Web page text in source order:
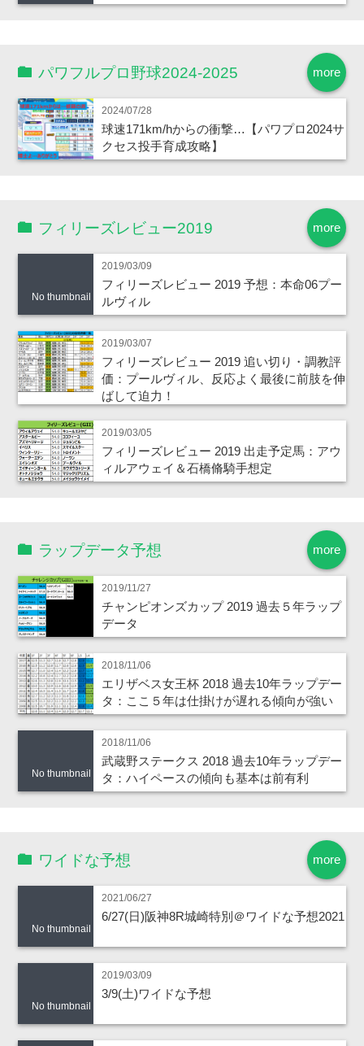
more
パワフルプロ野球2024-2025
2024/07/28
球速171km/hからの衝撃…【パワプロ2024サ
クセス投手育成攻略】
more
フィリーズレビュー2019
No thumbnail
2019/03/09
フィリーズレビュー 2019 予想：本命06プー
ルヴィル
2019/03/07
フィリーズレビュー 2019 追い切り・調教評
価：プールヴィル、反応よく最後に前肢を伸
ばして迫力！
2019/03/05
フィリーズレビュー 2019 出走予定馬：アウ
ィルアウェイ＆石橋脩騎手想定
more
ラップデータ予想
2019/11/27
チャンピオンズカップ 2019 過去５年ラップ
データ
2018/11/06
エリザベス女王杯 2018 過去10年ラップデー
タ：ここ５年は仕掛けが遅れる傾向が強い
No thumbnail
2018/11/06
武蔵野ステークス 2018 過去10年ラップデー
タ：ハイペースの傾向も基本は前有利
more
ワイドな予想
No thumbnail
2021/06/27
6/27(日)阪神8R城崎特別＠ワイドな予想2021
No thumbnail
2019/03/09
3/9(土)ワイドな予想